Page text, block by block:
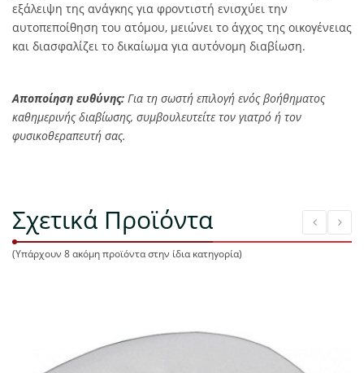
εξάλειψη της ανάγκης για φροντιστή ενισχύει την
αυτοπεποίθηση του ατόμου, μειώνει το άγχος της οικογένειας
και διασφαλίζει το δικαίωμα για αυτόνομη διαβίωση.
Αποποίηση ευθύνης: Για τη σωστή επιλογή ενός βοήθηματος
καθημερινής διαβίωσης, συμβουλευτείτε τον γιατρό ή τον
φυσικοθεραπευτή σας.
Σχετικά Προϊόντα
(Υπάρχουν 8 ακόμη προϊόντα στην ίδια κατηγορία)